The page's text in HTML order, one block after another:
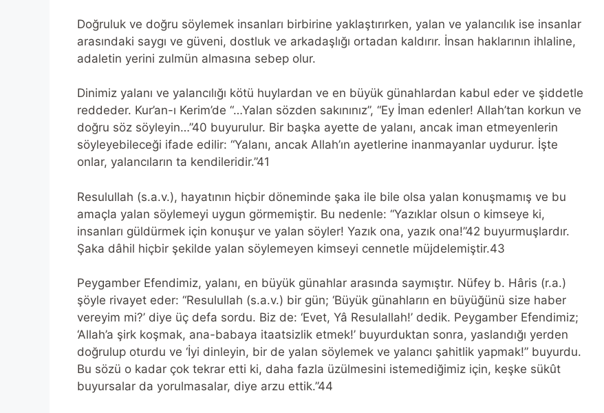
Doğruluk ve doğru söylemek insanları birbirine yaklaştırırken, yalan ve yalancılık ise insanlar
arasındaki saygı ve güveni, dostluk ve arkadaşlığı ortadan kaldırır. İnsan haklarının ihlaline,
adaletin yerini zulmün almasına sebep olur.
Dinimiz yalanı ve yalancılığı kötü huylardan ve en büyük günahlardan kabul eder ve şiddetle
reddeder. Kur’an-ı Kerim’de “…Yalan sözden sakınınız”, “Ey İman edenler! Allah’tan korkun ve
doğru söz söyleyin…”40 buyurulur. Bir başka ayette de yalanı, ancak iman etmeyenlerin
söyleyebileceği ifade edilir: “Yalanı, ancak Allah’ın ayetlerine inanmayanlar uydurur. İşte
onlar, yalancıların ta kendileridir.”41
Resulullah (s.a.v.), hayatının hiçbir döneminde şaka ile bile olsa yalan konuşmamış ve bu
amaçla yalan söylemeyi uygun görmemiştir. Bu nedenle: “Yazıklar olsun o kimseye ki,
insanları güldürmek için konuşur ve yalan söyler! Yazık ona, yazık ona!”42 buyurmuşlardır.
Şaka dâhil hiçbir şekilde yalan söylemeyen kimseyi cennetle müjdelemiştir.43
Peygamber Efendimiz, yalanı, en büyük günahlar arasında saymıştır. Nüfey b. Hâris (r.a.)
şöyle rivayet eder: “Resulullah (s.a.v.) bir gün; ‘Büyük günahların en büyüğünü size haber
vereyim mi?’ diye üç defa sordu. Biz de: ‘Evet, Yâ Resulallah!’ dedik. Peygamber Efendimiz;
‘Allah’a şirk koşmak, ana-babaya itaatsizlik etmek!’ buyurduktan sonra, yaslandığı yerden
doğrulup oturdu ve ‘İyi dinleyin, bir de yalan söylemek ve yalancı şahitlik yapmak!” buyurdu.
Bu sözü o kadar çok tekrar etti ki, daha fazla üzülmesini istemediğimiz için, keşke sükût
buyursalar da yorulmasalar, diye arzu ettik.”44